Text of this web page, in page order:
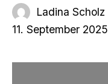
Von
Ladina Scholz
11. September 2025